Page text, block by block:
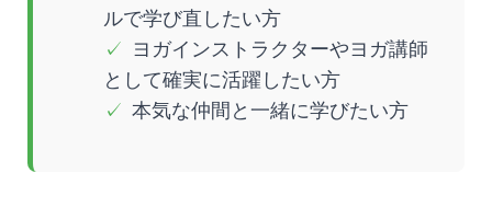
ルで学び直したい方
ヨガインストラクターやヨガ講師
として確実に活躍したい方
本気な仲間と一緒に学びたい方